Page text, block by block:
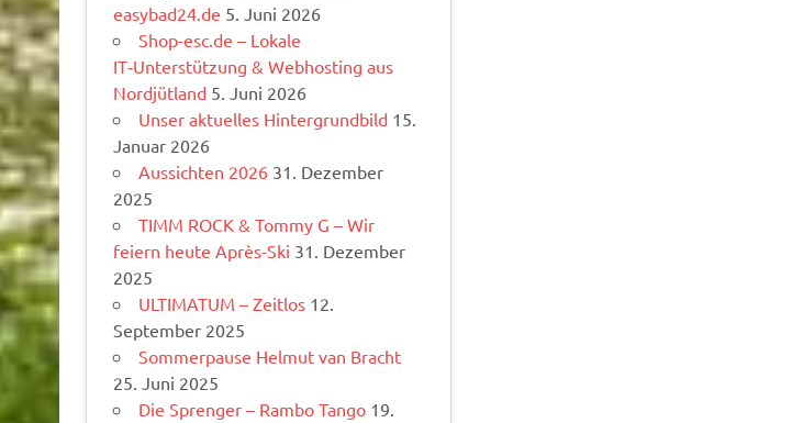
easybad24.de 5. Juni 2026
Shop-esc.de – Lokale
IT‑Unterstützung & Webhosting aus
Nordjütland 5. Juni 2026
Unser aktuelles Hintergrundbild 15.
Januar 2026
Aussichten 2026 31. Dezember
2025
TIMM ROCK & Tommy G – Wir
feiern heute Après-Ski 31. Dezember
2025
ULTIMATUM – Zeitlos 12.
September 2025
Sommerpause Helmut van Bracht
25. Juni 2025
Die Sprenger – Rambo Tango 19.